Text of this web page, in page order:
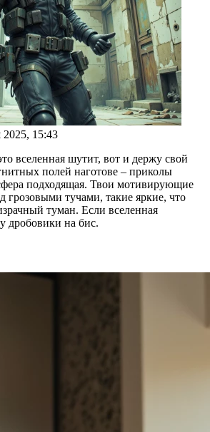
2025, 15:43
вселенная шутит, вот и держу свой
полей наготове – приколы
подходящая. Твои мотивирующие
грозовыми тучами, такие яркие, что
туман. Если вселенная
дробовики на бис.